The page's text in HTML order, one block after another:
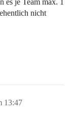
es je Team max. 1
nicht
13:47